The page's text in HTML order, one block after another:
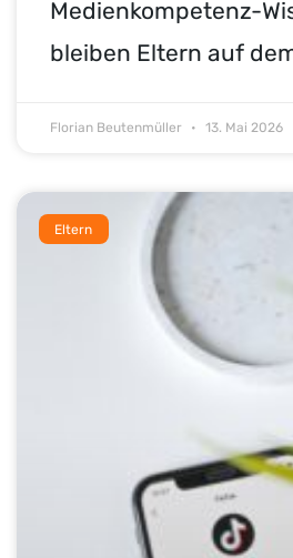
Medienkompetenz-
bleiben Eltern auf
Florian Beutenmüller 13. Mai 2026
Eltern